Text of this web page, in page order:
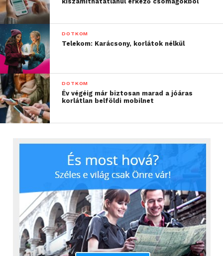
DOTKOM
Telekom: Karácsony, korlátok nélkül
DOTKOM
Év végéig már biztosan marad a jóáras
korlátlan belföldi mobilnet